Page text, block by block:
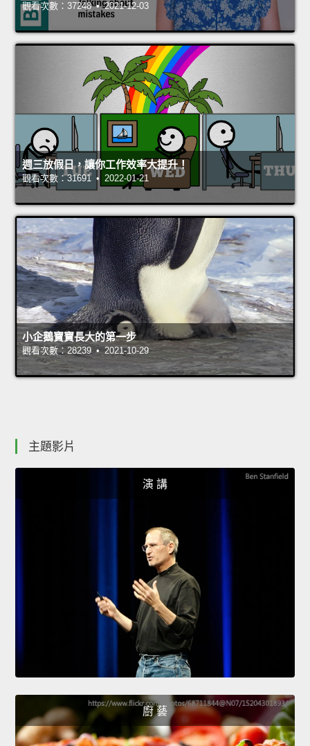
觀看次數：37248 • 2021-12-03
週三放假日，讓你工作效率大提升！
觀看次數：31691 • 2022-01-21
小企鵝寶寶長大的第一步
觀看次數：28239 • 2021-10-29
主題影片
演 講
廚 藝